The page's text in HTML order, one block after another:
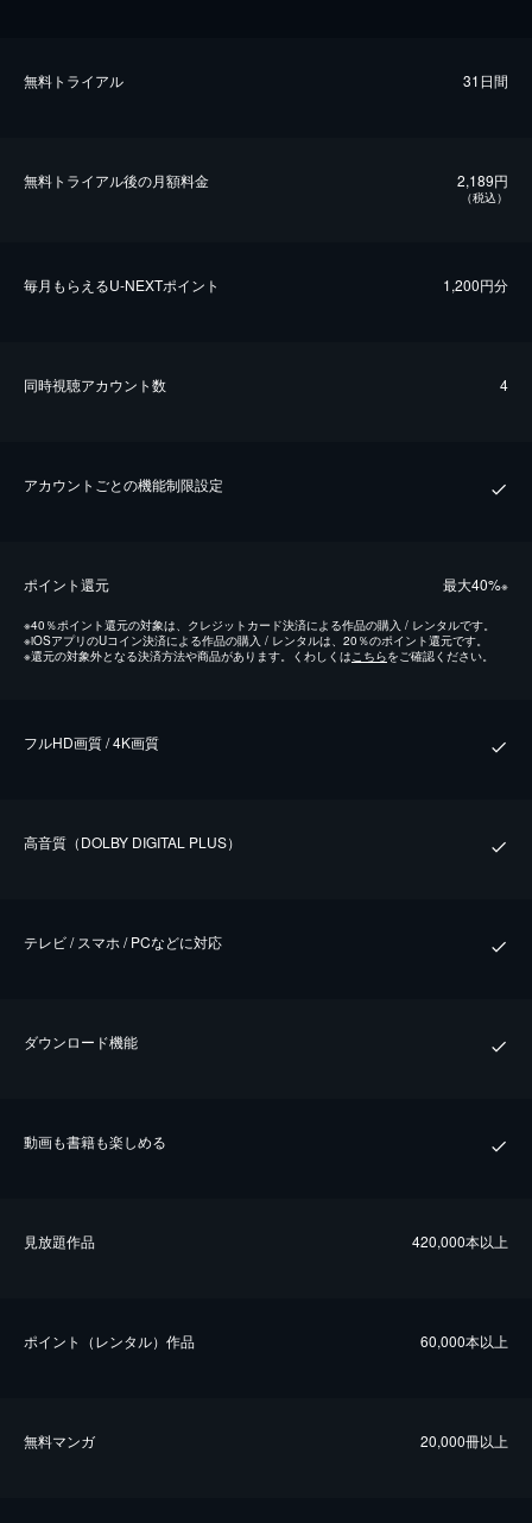
無料トライアル 31日間
無料トライアル後の⽉額料金 2,189円
（税込）
毎⽉もらえるU-NEXTポイント 1,200円分
同時視聴アカウント数 4
アカウントごとの機能制限設定
ポイント還元 最⼤40%※
※40％ポイント還元の対象は、クレジットカード決済による作品の購入 / レンタルです。
※iOSアプリのUコイン決済による作品の購入 / レンタルは、20％のポイント還元です。
※還元の対象外となる決済方法や商品があります。くわしくは こちらをご確認ください。
フルHD画質 / 4K画質
⾼⾳質（DOLBY DIGITAL PLUS）
テレビ / スマホ / PCなどに対応
ダウンロード機能
動画も書籍も楽しめる
⾒放題作品 420,000本以上
ポイント（レンタル）作品 60,000本以上
無料マンガ 20,000冊以上